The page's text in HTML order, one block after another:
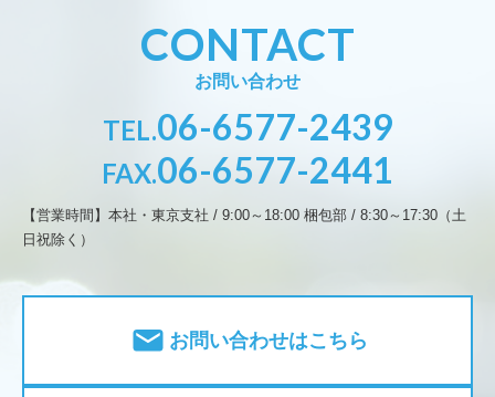
CONTACT
お問い合わせ
TEL.06-6577-2439
FAX.06-6577-2441
【営業時間】本社・東京支社 / 9:00～18:00 梱包部 / 8:30～17:30（土
日祝除く）
お問い合わせはこちら